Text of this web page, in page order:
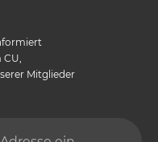
Mitglieder